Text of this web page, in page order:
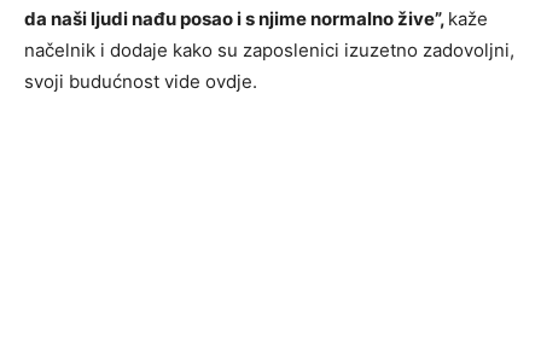
da naši ljudi nađu posao i s njime normalno žive”, kaže
načelnik i dodaje kako su zaposlenici izuzetno zadovoljni,
svoji budućnost vide ovdje.